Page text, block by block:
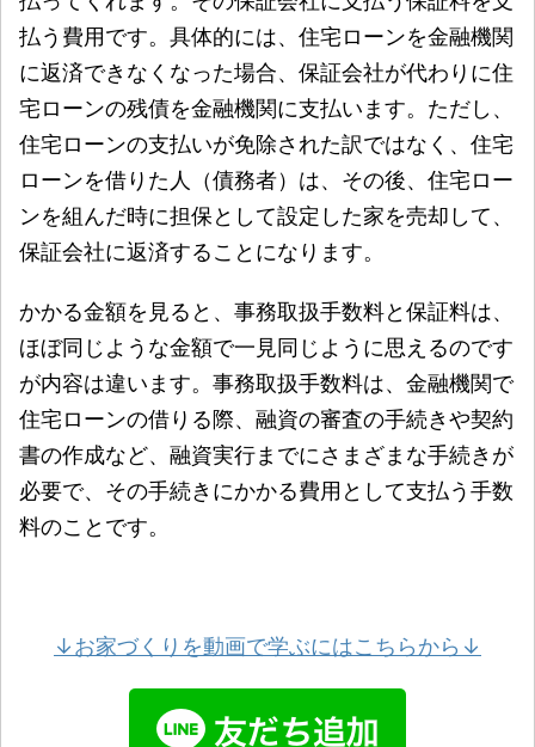
払う費用です。具体的には、住宅ローンを金融機関
に返済できなくなった場合、保証会社が代わりに住
宅ローンの残債を金融機関に支払います。ただし、
住宅ローンの支払いが免除された訳ではなく、住宅
ローンを借りた人（債務者）は、その後、住宅ロー
ンを組んだ時に担保として設定した家を売却して、
保証会社に返済することになります。
かかる金額を見ると、事務取扱手数料と保証料は、
ほぼ同じような金額で一見同じように思えるのです
が内容は違います。事務取扱手数料は、金融機関で
住宅ローンの借りる際、融資の審査の手続きや契約
書の作成など、融資実行までにさまざまな手続きが
必要で、その手続きにかかる費用として支払う手数
料のことです。
↓お家づくりを動画で学ぶにはこちらから↓